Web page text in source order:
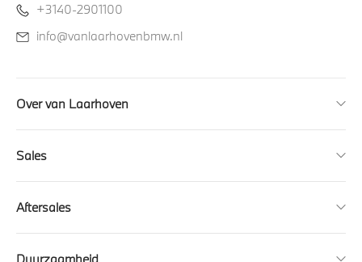
+3140-2901100
info@vanlaarhovenbmw.nl
Over van Laarhoven
Sales
Aftersales